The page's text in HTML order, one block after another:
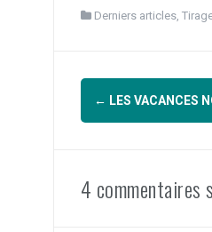
Derniers articles,
Navigation
d'article
← LES VACANCES
4 commentaires